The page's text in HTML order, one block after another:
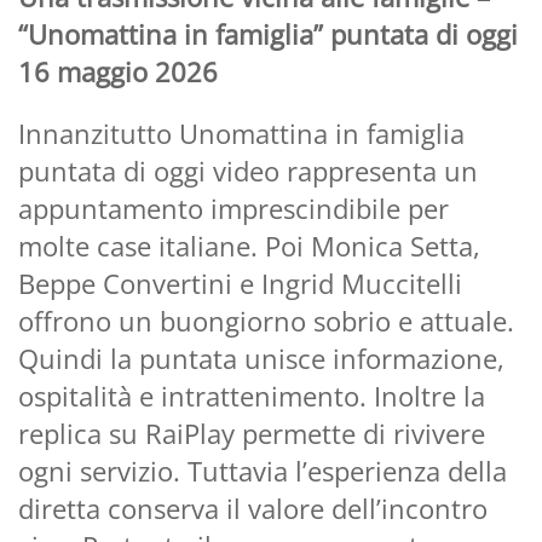
“Unomattina in famiglia” puntata di oggi
16 maggio 2026
Innanzitutto Unomattina in famiglia
puntata di oggi video rappresenta un
appuntamento imprescindibile per
molte case italiane. Poi Monica Setta,
Beppe Convertini e Ingrid Muccitelli
offrono un buongiorno sobrio e attuale.
Quindi la puntata unisce informazione,
ospitalità e intrattenimento. Inoltre la
replica su RaiPlay permette di rivivere
ogni servizio. Tuttavia l’esperienza della
diretta conserva il valore dell’incontro